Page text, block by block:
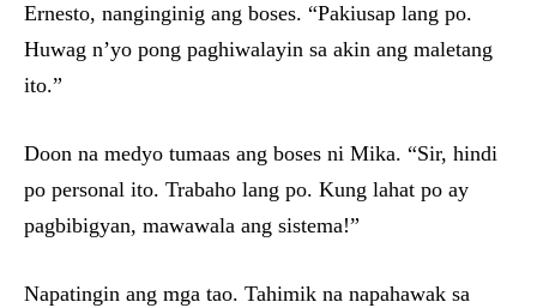
Ernesto, nanginginig ang boses. “Pakiusap lang po.
Huwag n’yo pong paghiwalayin sa akin ang maletang
ito.”
Doon na medyo tumaas ang boses ni Mika. “Sir, hindi
po personal ito. Trabaho lang po. Kung lahat po ay
pagbibigyan, mawawala ang sistema!”
Napatingin ang mga tao. Tahimik na napahawak sa